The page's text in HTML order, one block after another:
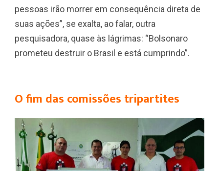
pessoas irão morrer em consequência direta de
suas ações”, se exalta, ao falar, outra
pesquisadora, quase às lágrimas: “Bolsonaro
prometeu destruir o Brasil e está cumprindo”.
O fim das comissões tripartites